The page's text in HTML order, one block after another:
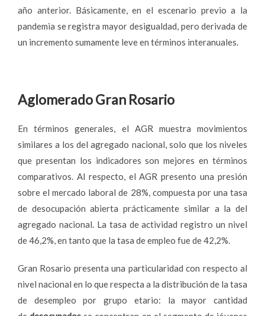
año anterior. Básicamente, en el escenario previo a la
pandemia se registra mayor desigualdad, pero derivada de
un incremento sumamente leve en términos interanuales.
Aglomerado Gran Rosario
En términos generales, el AGR muestra movimientos
similares a los del agregado nacional, solo que los niveles
que presentan los indicadores son mejores en términos
comparativos. Al respecto, el AGR presento una presión
sobre el mercado laboral de 28%, compuesta por una tasa
de desocupación abierta prácticamente similar a la del
agregado nacional. La tasa de actividad registro un nivel
de 46,2%, en tanto que la tasa de empleo fue de 42,2%.
Gran Rosario presenta una particularidad con respecto al
nivel nacional en lo que respecta a la distribución de la tasa
de desempleo por grupo etario: la mayor cantidad